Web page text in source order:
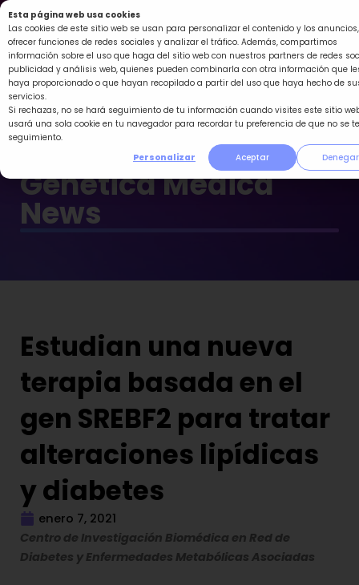
Esta página web usa cookies
Las cookies de este sitio web se usan para personalizar el contenido y los anuncios,
ofrecer funciones de redes sociales y analizar el tráfico. Además, compartimos
información sobre el uso que haga del sitio web con nuestros partners de redes
publicidad y análisis web, quienes pueden combinarla con otra información que
haya proporcionado o que hayan recopilado a partir del uso que haya hecho de
servicios.
Si rechazas, no se hará seguimiento de tu información cuando visites este sitio
usará una sola cookie en tu navegador para recordar tu preferencia de que no se
seguimiento.
Personalizar
Aceptar Denegar
Ir
al
contenido
Genética Médica
News
Estudian una nueva
terapia basada en el
gen SREBF2 para tratar
alteraciones lipídicas
y diabetes
enero 7, 2021
Centro de Investigación Biomédica en Red de
Diabetes y Enfermedades Metabólicas Asociadas